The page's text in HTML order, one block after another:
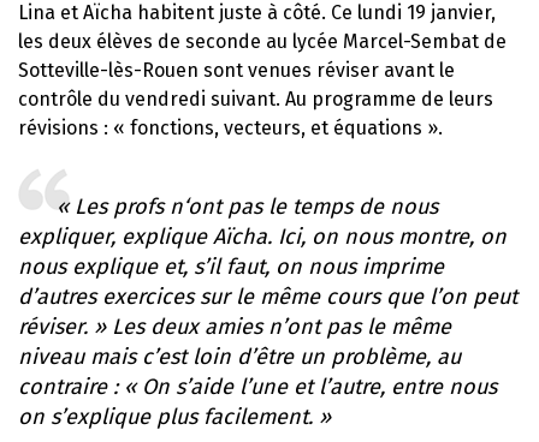
Lina et Aïcha habitent juste à côté. Ce lundi 19 janvier,
les deux élèves de seconde au lycée Marcel-Sembat de
Sotteville-lès-Rouen sont venues réviser avant le
contrôle du vendredi suivant. Au programme de leurs
révisions : « fonctions, vecteurs, et équations ».
« Les profs n‘ont pas le temps de nous
expliquer, explique Aïcha. Ici, on nous montre, on
nous explique et, s’il faut, on nous imprime
d’autres exercices sur le même cours que l’on peut
réviser. » Les deux amies n’ont pas le même
niveau mais c’est loin d’être un problème, au
contraire : « On s’aide l’une et l’autre, entre nous
on s’explique plus facilement. »